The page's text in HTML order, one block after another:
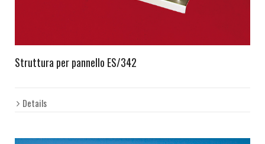
Struttura per pannello ES/342
Details